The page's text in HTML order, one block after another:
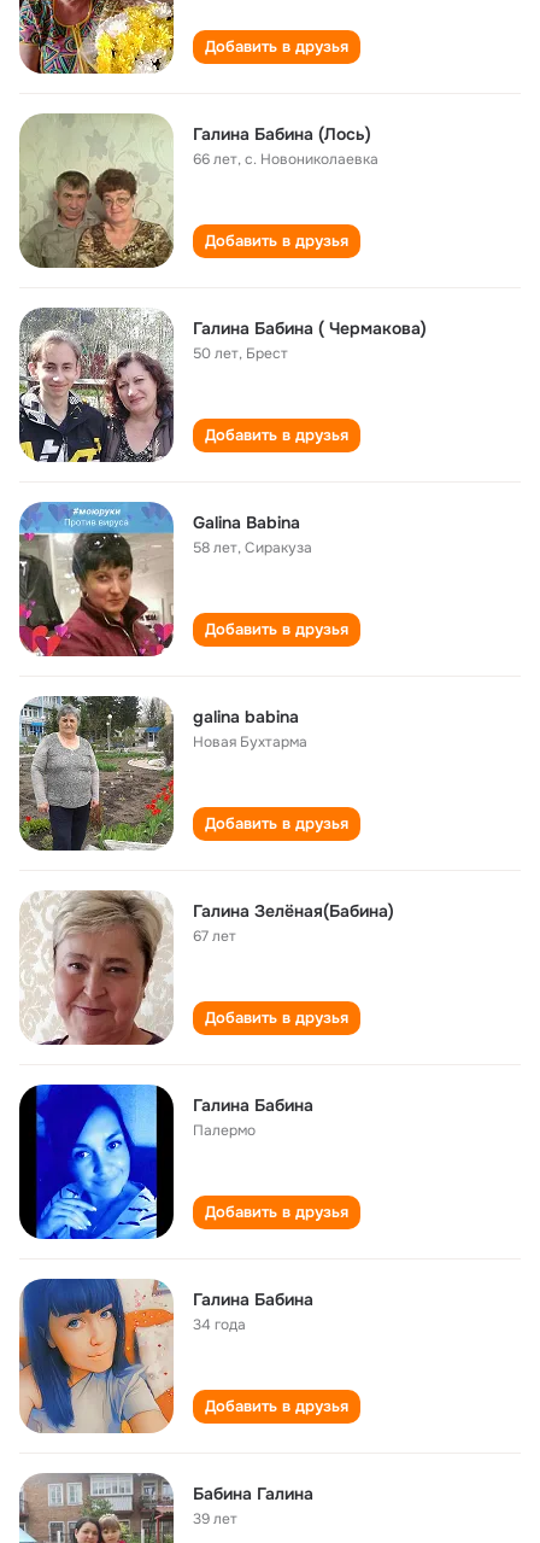
Добавить в друзья
Галина Бабина (Лось)
66 лет,с. Новониколаевка
Добавить в друзья
Галина Бабина ( Чермакова)
50 лет, Брест
Добавить в друзья
Galina Babina
58 лет,Сиракуза
Добавить в друзья
galina babina
Новая Бухтарма
Добавить в друзья
Галина Зелёная(Бабина)
67 лет
Добавить в друзья
Галина Бабина
Палермо
Добавить в друзья
Галина Бабина
34 года
Добавить в друзья
Бабина Галина
39 лет